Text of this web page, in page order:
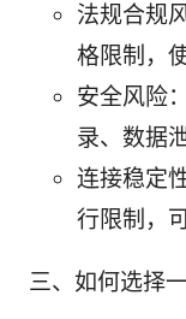
法规合规
格限制，
安全风险
录、数据
连接稳定
行限制，
三、如何选择